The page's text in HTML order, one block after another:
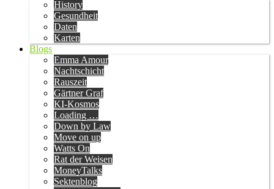
History
Gesundheit
Daten
Karten
Blogs
Emma Amour
Nachtschicht
Rauszeit
Gärtner Graf
KI-Kosmos
Loading …
Down by Law
Move on up
Watts On
Rat der Weisen
MoneyTalks
Sektenblog